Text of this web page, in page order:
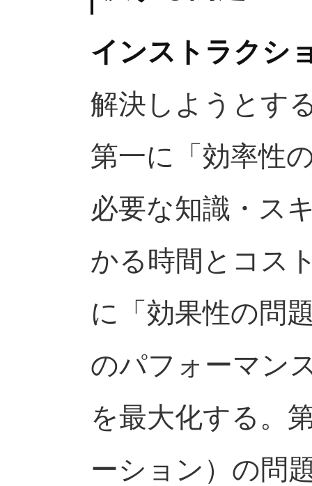
インストラクシ
解決しようとす
第一に「効率性
必要な知識・ス
かる時間とコス
に「効果性の問
のパフォーマン
を最大化する。
ーション）の問